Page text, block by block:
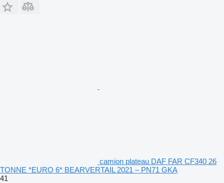
camion plateau DAF FAR CF340 26
TONNE *EURO 6* BEARVERTAIL 2021 – PN71 GKA
41